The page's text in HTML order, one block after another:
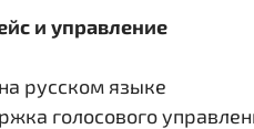
и управление
русском языке
голосового